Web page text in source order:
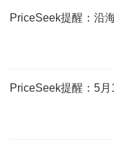
PriceSeek提醒：沿
PriceSeek提醒：5